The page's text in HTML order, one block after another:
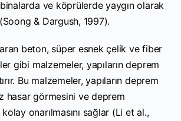
ve köprülerde yaygın olarak
& Dargush, 1997).
beton, süper esnek çelik ve fiber
gibi malzemeler, yapıların deprem
Bu malzemeler, yapıların deprem
hasar görmesini ve deprem
onarılmasını sağlar (Li et al.,